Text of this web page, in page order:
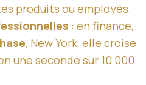
produits ou employés.
: en finance,
, New York, elle croise
une seconde sur 10 000